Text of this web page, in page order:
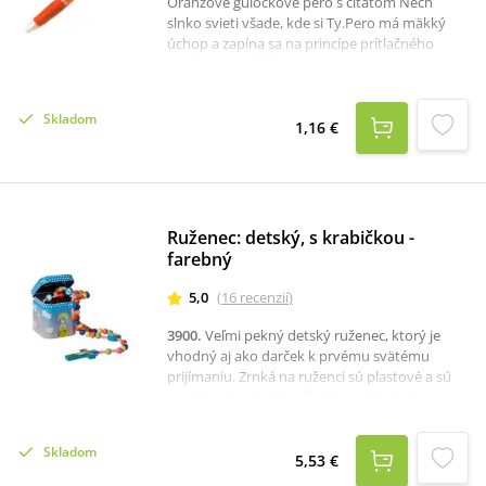
slnko svieti všade, kde si Ty.Pero má mäkký
úchop a zapína sa na princípe prítlačného
Skladom 1,16 €
Ruženec: detský, s krabičkou -
farebný
5,0 (16 recenzií)
3900. Veľmi pekný detský ruženec, ktorý je
vhodný aj ako darček k prvému svätému
prijímaniu. Zrnká na ruženci sú plastové a sú
plechová.Charakteristika:dĺžka ruženca: 38,5
cmrozmer krabičky: cca 5 x 5 x 5 cmvyrobené v
Skladom 5,53 €